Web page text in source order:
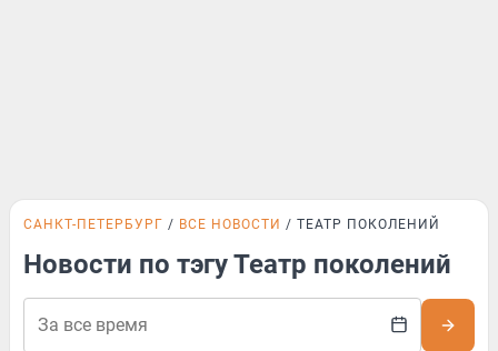
САНКТ-ПЕТЕРБУРГ ВСЕ НОВОСТИ ТЕАТР ПОКОЛЕНИЙ
Новости по тэгу Театр поколений